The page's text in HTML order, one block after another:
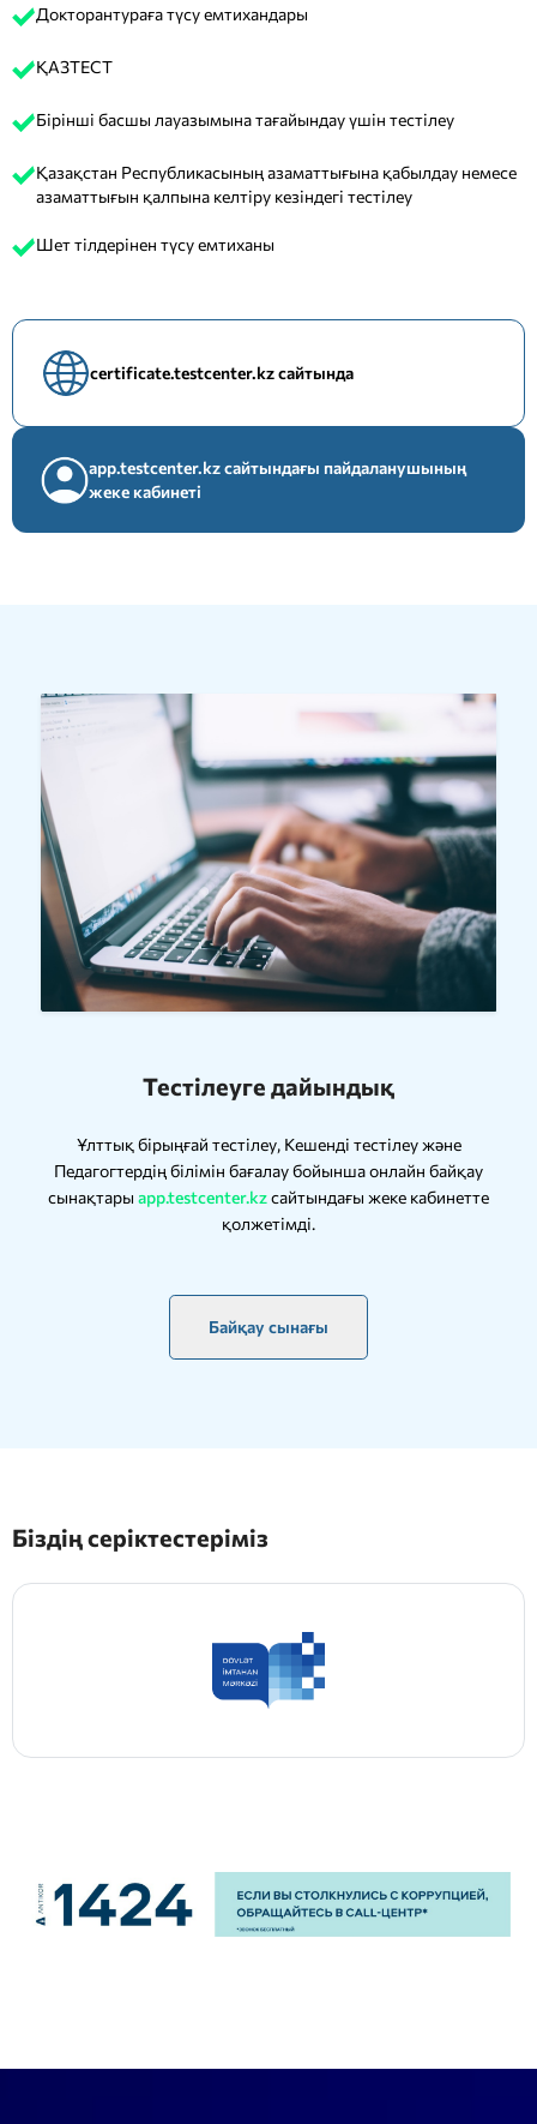
Докторантураға түсу емтихандары
ҚАЗТЕСТ
Бірінші басшы лауазымына тағайындау үшін тестілеу
Қазақстан Республикасының азаматтығына қабылдау немесе
азаматтығын қалпына келтіру кезіндегі тестілеу
Шет тілдерінен түсу емтиханы
certificate.testcenter.kz сайтында
app.testcenter.kz сайтындағы пайдаланушының
жеке кабинеті
Тестілеуге дайындық
Ұлттық бірыңғай тестілеу, Кешенді тестілеу және
Педагогтердің білімін бағалау бойынша онлайн байқау
сынақтары app.testcenter.kzсайтындағы жеке кабинетте
қолжетімді.
Байқау сынағы
Біздің серіктестеріміз